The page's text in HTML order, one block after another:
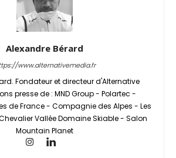
Alexandre Bérard
www.alternativemedia.fr
Fondateur et directeur d'Alternative
presse de : MND Group - Polartec -
de France - Compagnie des Alpes - Les
Vallée Domaine Skiable - Salon
Mountain Planet